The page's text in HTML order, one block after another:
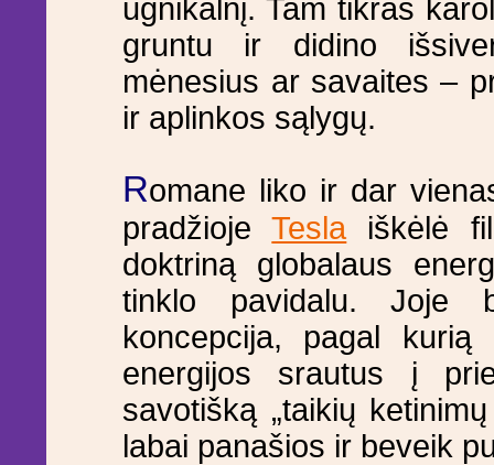
ugnikalnį. Tam tikras
gruntu ir didino
mėnesius ar savaites –
ir aplinkos sąlygų.
Romane liko ir dar
pradžiojeTesla iškėlė
doktriną globalaus
tinklo pavidalu. Joje
koncepcija, pagal
energijos srautus į
savotišką „taikių
labai panašios ir beveik